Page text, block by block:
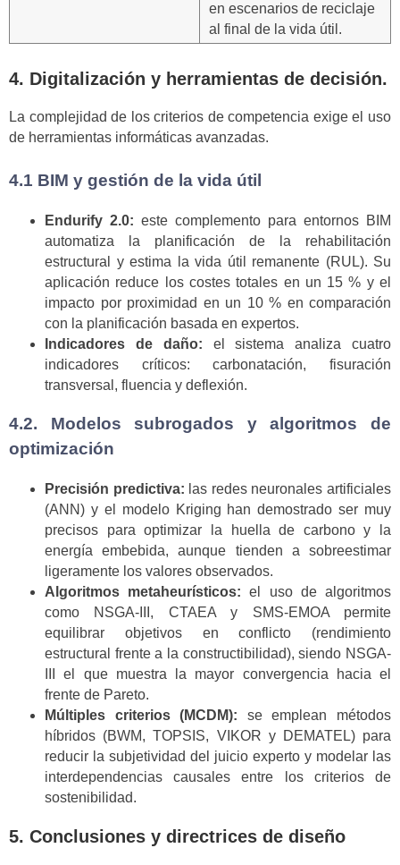
en escenarios de reciclaje
al final de la vida útil.
4. Digitalización y herramientas de decisión.
La complejidad de los criterios de competencia exige el uso
de herramientas informáticas avanzadas.
4.1 BIM y gestión de la vida útil
Endurify 2.0: este complemento para entornos BIM
automatiza la planificación de la rehabilitación
estructural y estima la vida útil remanente (RUL). Su
aplicación reduce los costes totales en un 15 % y el
impacto por proximidad en un 10 % en comparación
con la planificación basada en expertos.
Indicadores de daño: el sistema analiza cuatro
indicadores críticos: carbonatación, fisuración
transversal, fluencia y deflexión.
4.2. Modelos subrogados y algoritmos de
optimización
Precisión predictiva: las redes neuronales artificiales
(ANN) y el modelo Kriging han demostrado ser muy
precisos para optimizar la huella de carbono y la
energía embebida, aunque tienden a sobreestimar
ligeramente los valores observados.
Algoritmos metaheurísticos: el uso de algoritmos
como NSGA-III, CTAEA y SMS-EMOA permite
equilibrar objetivos en conflicto (rendimiento
estructural frente a la constructibilidad), siendo NSGA-
III el que muestra la mayor convergencia hacia el
frente de Pareto.
Múltiples criterios (MCDM): se emplean métodos
híbridos (BWM, TOPSIS, VIKOR y DEMATEL) para
reducir la subjetividad del juicio experto y modelar las
interdependencias causales entre los criterios de
sostenibilidad.
5. Conclusiones y directrices de diseño